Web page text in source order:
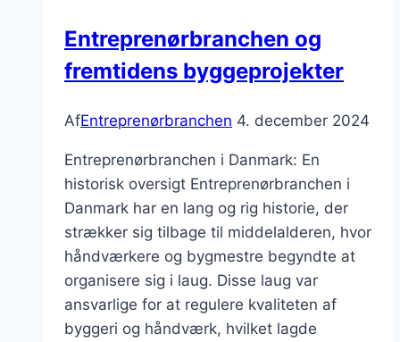
Entreprenørbranchen og
fremtidens byggeprojekter
AfEntreprenørbranchen 4. december 2024
Entreprenørbranchen i Danmark: En
historisk oversigt Entreprenørbranchen i
Danmark har en lang og rig historie, der
strækker sig tilbage til middelalderen, hvor
håndværkere og bygmestre begyndte at
organisere sig i laug. Disse laug var
ansvarlige for at regulere kvaliteten af
byggeri og håndværk, hvilket lagde